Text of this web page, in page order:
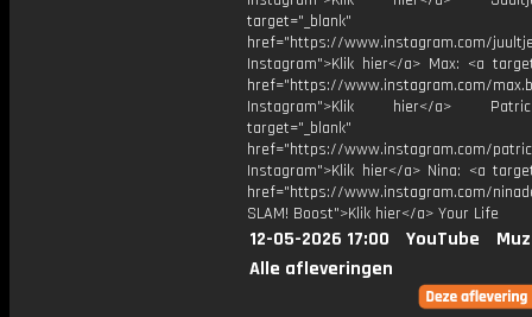
target="_blank"
href="https://www.instagram.com/
Instagram">Klik hier</a> Max: <a
href="https://www.instagram.com/
Instagram">Klik hier</a>
target="_blank"
href="https://www.instagram.com/
Instagram">Klik hier</a> Nina: <a
href="https://www.instagram.com/
SLAM! Boost">Klik hier</a> Your Life
12-05-2026 17:00 YouTube
Alle afleveringen